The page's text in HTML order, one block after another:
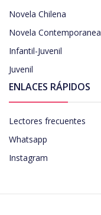
Novela Chilena
Novela Contemporanea
Infantil-Juvenil
Juvenil
ENLACES RÁPIDOS
Lectores frecuentes
Whatsapp
Instagram